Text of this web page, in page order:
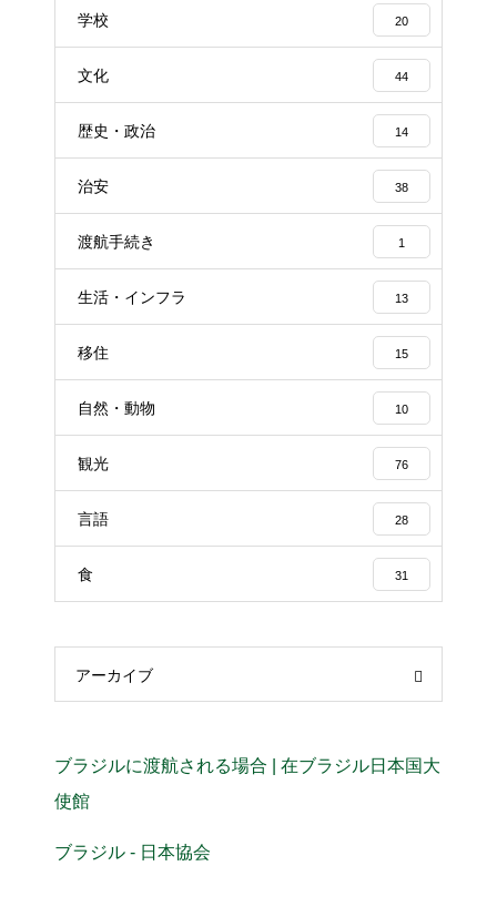
学校 20
文化 44
歴史・政治 14
治安 38
渡航手続き 1
生活・インフラ 13
移住 15
自然・動物 10
観光 76
言語 28
食 31
アーカイブ
ブラジルに渡航される場合 | 在ブラジル日本国大
使館
ブラジル - 日本協会